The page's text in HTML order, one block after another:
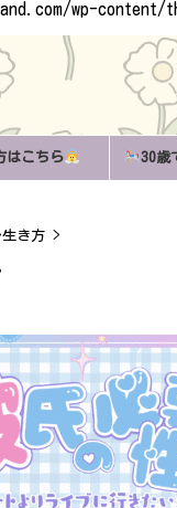
wp-
はこちら 30歳
生き方 >